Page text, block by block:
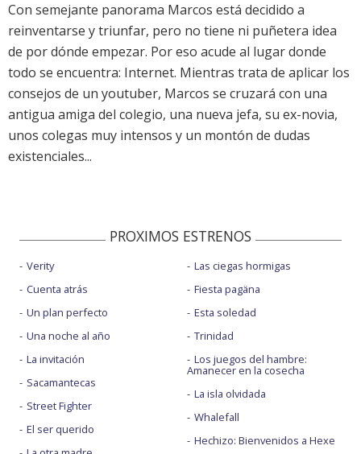
Con semejante panorama Marcos está decidido a
reinventarse y triunfar, pero no tiene ni puñetera idea
de por dónde empezar. Por eso acude al lugar donde
todo se encuentra: Internet. Mientras trata de aplicar los
consejos de un youtuber, Marcos se cruzará con una
antigua amiga del colegio, una nueva jefa, su ex-novia,
unos colegas muy intensos y un montón de dudas
existenciales...
PROXIMOS ESTRENOS
Verity
Cuenta atrás
Un plan perfecto
Una noche al año
La invitación
Sacamantecas
Street Fighter
El ser querido
Las ciegas hormigas
Fiesta pagäna
Esta soledad
Trinidad
Los juegos del hambre:
Amanecer en la cosecha
La isla olvidada
Whalefall
Hechizo: Bienvenidos a Hexe